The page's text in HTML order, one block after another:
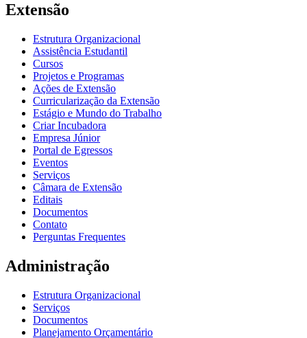
Extensão
Estrutura Organizacional
Assistência Estudantil
Cursos
Projetos e Programas
Ações de Extensão
Curricularização da Extensão
Estágio e Mundo do Trabalho
Criar Incubadora
Empresa Júnior
Portal de Egressos
Eventos
Serviços
Câmara de Extensão
Editais
Documentos
Contato
Perguntas Frequentes
Administração
Estrutura Organizacional
Serviços
Documentos
Planejamento Orçamentário